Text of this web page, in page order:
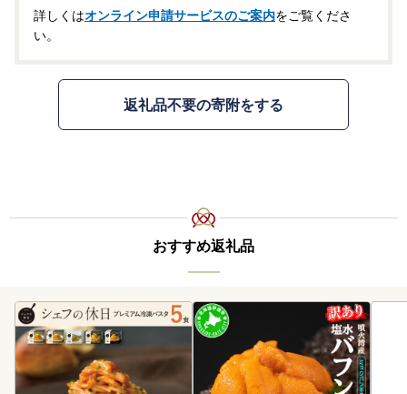
詳しくはオンライン申請サービスのご案内をご覧くださ
い。
返礼品不要の寄附をする
おすすめ返礼品